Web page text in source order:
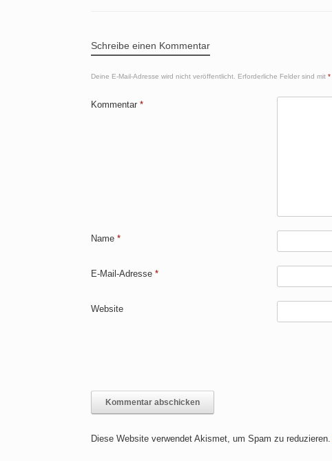
Schreibe einen Kommentar
Deine E-Mail-Adresse wird nicht veröffentlicht. Erforderliche Felder sind mit *
Kommentar *
Name *
E-Mail-Adresse *
Website
Diese Website verwendet Akismet, um Spam zu reduzieren.